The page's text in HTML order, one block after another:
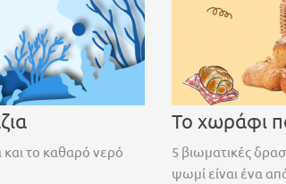
και το καθαρό νερό
Το χωράφι
5 βιωματικές
ψωμί είναι ένα